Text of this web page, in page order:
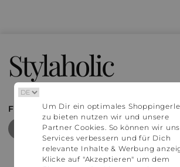
Stylaholic
FIND MORE INSPIRATION
Um Dir ein optimales
zu bieten nutzen wir und unsere
Partner Cookies. So können wir
Services verbessern und für Dich
relevante Inhalte & Werbung
Klicke auf "Akzeptieren" um dem